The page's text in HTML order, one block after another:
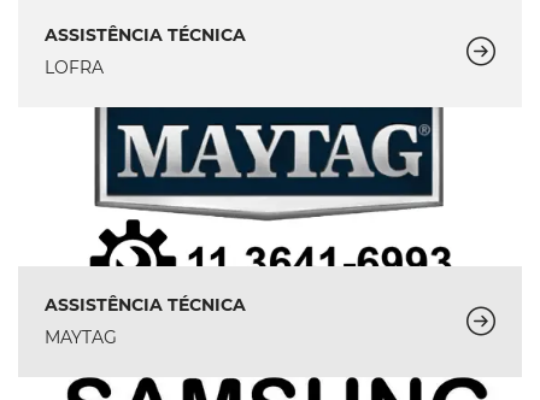
ASSISTÊNCIA TÉCNICA
LOFRA
ASSISTÊNCIA TÉCNICA
MAYTAG